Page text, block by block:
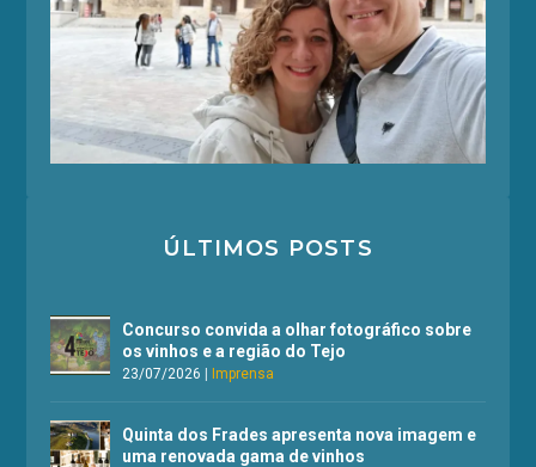
ÚLTIMOS POSTS
Concurso convida a olhar fotográfico sobre
os vinhos e a região do Tejo
23/07/2026 |Imprensa
Quinta dos Frades apresenta nova imagem e
uma renovada gama de vinhos